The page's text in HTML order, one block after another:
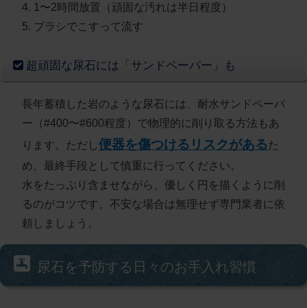
4. 1〜2時間放置（頑固な汚れは半日程度）
5. ブラシでこすって流す
超頑固な尿石には「サンドペーパー」も
長年蓄積した岩のような尿石には、耐水サンドペーパ
ー（#400〜#600程度）で物理的に削り取る方法もあ
ります。ただし便器を傷つけるリスクがあるた
め、最終手段として慎重に行ってください。
水をたっぷり含ませながら、優しく円を描くように削
るのがコツです。不安な場合は無理せず専門業者に依
頼しましょう。
尿石を予防する日々のお手入れ習慣